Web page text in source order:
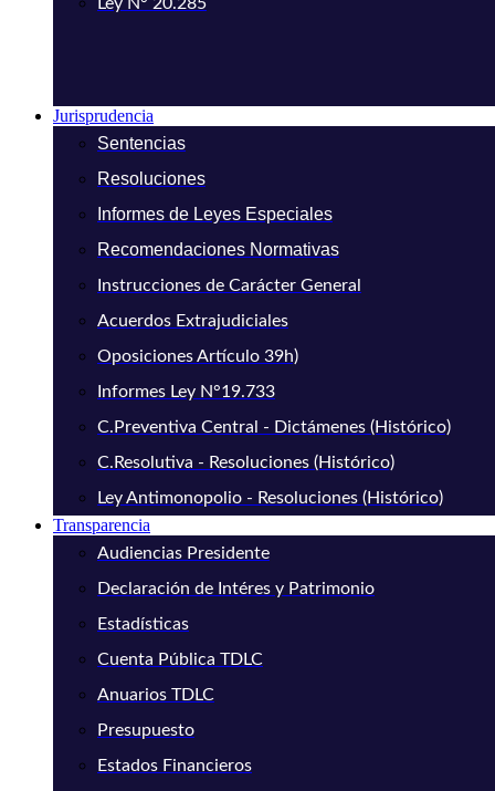
Jurisprudencia
Sentencias
Resoluciones
Informes de Leyes Especiales
Recomendaciones Normativas
Instrucciones de Carácter General
Acuerdos Extrajudiciales
Oposiciones Artículo 39h)
Informes Ley N°19.733
C.Preventiva Central - Dictámenes (Histórico)
C.Resolutiva - Resoluciones (Histórico)
Ley Antimonopolio - Resoluciones (Histórico)
Transparencia
Audiencias Presidente
Declaración de Intéres y Patrimonio
Estadísticas
Cuenta Pública TDLC
Anuarios TDLC
Presupuesto
Estados Financieros